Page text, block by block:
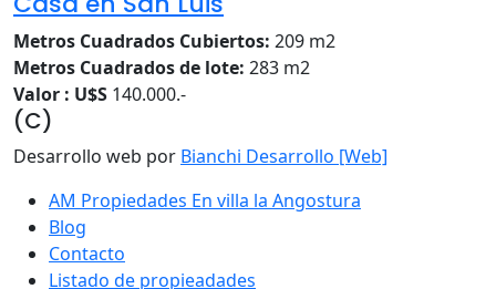
Metros Cuadrados Cubiertos: 209 m2
Metros Cuadrados de lote: 283 m2
Valor : U$S 140.000.-
(C)
Desarrollo web por Bianchi Desarrollo [Web]
AM Propiedades En villa la Angostura
Blog
Contacto
Listado de propieadades